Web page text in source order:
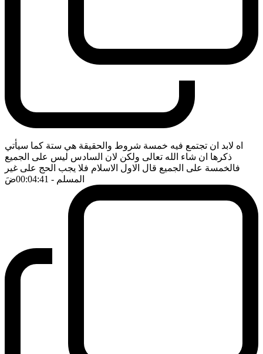
اه لابد ان تجتمع فيه خمسة شروط والحقيقة هي ستة كما سيأتي
ذكرها ان شاء الله تعالى ولكن لان السادس ليس على الجميع
فالخمسة على الجميع قال الاول الاسلام فلا يجب الحج على غير
المسلم - 00:04:41 ضَ